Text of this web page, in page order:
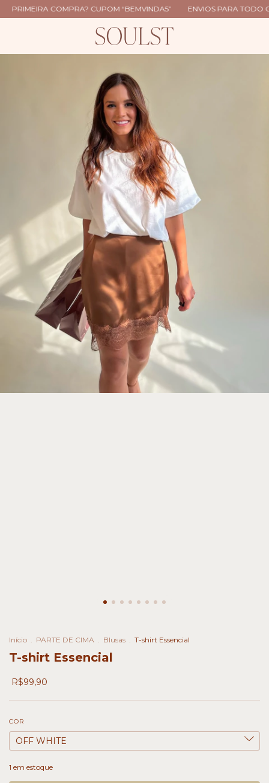
COMPRA? CUPOM “BEMVINDA5” ENVIOS PARA TODO O
Início . PARTE DE CIMA . Blusas . T-shirt Essencial
T-shirt Essencial
R$99,90
COR
1 em estoque